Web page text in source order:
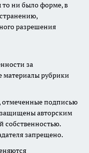
ни было форме, в
разрешения
за
материалы рубрики
отмеченные подписью
защищены авторским
собственностью.
запрещено.